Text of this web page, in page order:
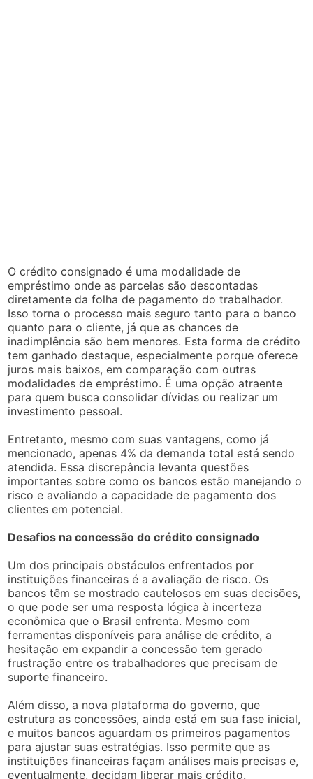
O crédito consignado é uma modalidade de
empréstimo onde as parcelas são descontadas
diretamente da folha de pagamento do trabalhador.
Isso torna o processo mais seguro tanto para o banco
quanto para o cliente, já que as chances de
inadimplência são bem menores. Esta forma de crédito
tem ganhado destaque, especialmente porque oferece
juros mais baixos, em comparação com outras
modalidades de empréstimo. É uma opção atraente
para quem busca consolidar dívidas ou realizar um
investimento pessoal.
Entretanto, mesmo com suas vantagens, como já
mencionado, apenas 4% da demanda total está sendo
atendida. Essa discrepância levanta questões
importantes sobre como os bancos estão manejando o
risco e avaliando a capacidade de pagamento dos
clientes em potencial.
Desafios na concessão do crédito consignado
Um dos principais obstáculos enfrentados por
instituições financeiras é a avaliação de risco. Os
bancos têm se mostrado cautelosos em suas decisões,
o que pode ser uma resposta lógica à incerteza
econômica que o Brasil enfrenta. Mesmo com
ferramentas disponíveis para análise de crédito, a
hesitação em expandir a concessão tem gerado
frustração entre os trabalhadores que precisam de
suporte financeiro.
Além disso, a nova plataforma do governo, que
estrutura as concessões, ainda está em sua fase inicial,
e muitos bancos aguardam os primeiros pagamentos
para ajustar suas estratégias. Isso permite que as
instituições financeiras façam análises mais precisas e,
eventualmente, decidam liberar mais crédito.